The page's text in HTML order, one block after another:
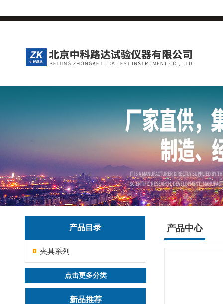
产品目录
夹具系列
点击更多分类
新品推荐
产品中心